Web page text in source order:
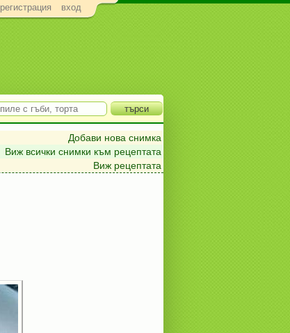
регистрация вход
Добави нова снимка
Виж всички снимки към рецептата
Виж рецептата